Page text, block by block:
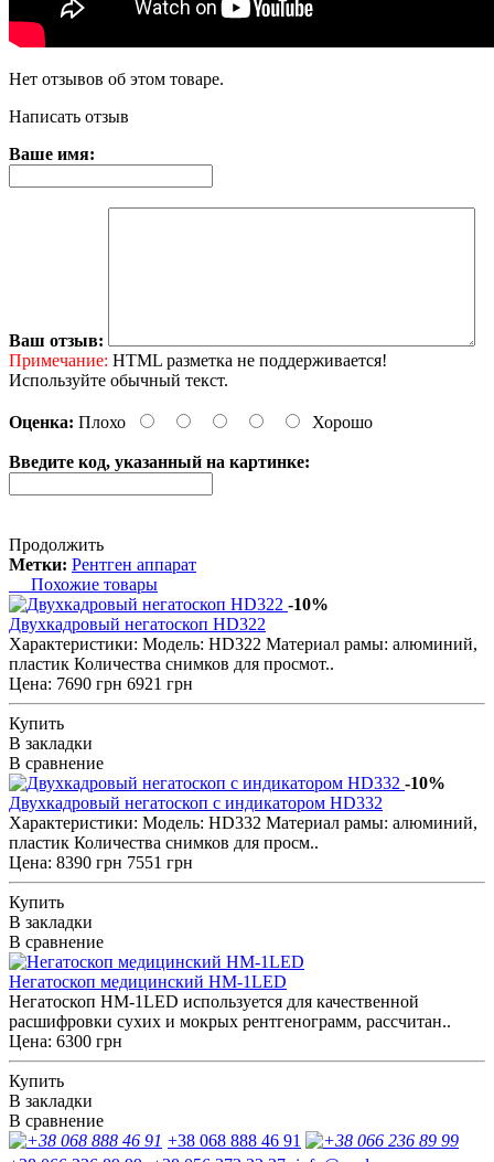
Нет отзывов об этом товаре.
Написать отзыв
Ваше имя:
Ваш отзыв:
Примечание: HTML разметка не поддерживается!
Используйте обычный текст.
Оценка: Плохо Хорошо
Введите код, указанный на картинке:
Продолжить
Метки: Рентген аппарат
Похожие товары
-10%
Двухкадровый негатоскоп HD322
Характеристики: Модель: HD322 Материал рамы: алюминий,
пластик Количества снимков для просмот..
Цена: 7690 грн 6921 грн
Купить
В закладки
В сравнение
-10%
Двухкадровый негатоскоп с индикатором HD332
Характеристики: Модель: HD332 Материал рамы: алюминий,
пластик Количества снимков для просм..
Цена: 8390 грн 7551 грн
Купить
В закладки
В сравнение
Негатоскоп медицинский НМ-1LED
Негатоскоп НМ-1LED используется для качественной
расшифровки сухих и мокрых рентгенограмм, рассчитан..
Цена: 6300 грн
Купить
В закладки
В сравнение
+38 068 888 46 91